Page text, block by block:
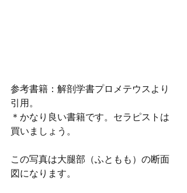
参考書籍：解剖学書プロメテウスより
引用。
＊かなり良い書籍です。セラピストは
買いましょう。
この写真は大腿部（ふともも）の断面
図になります。